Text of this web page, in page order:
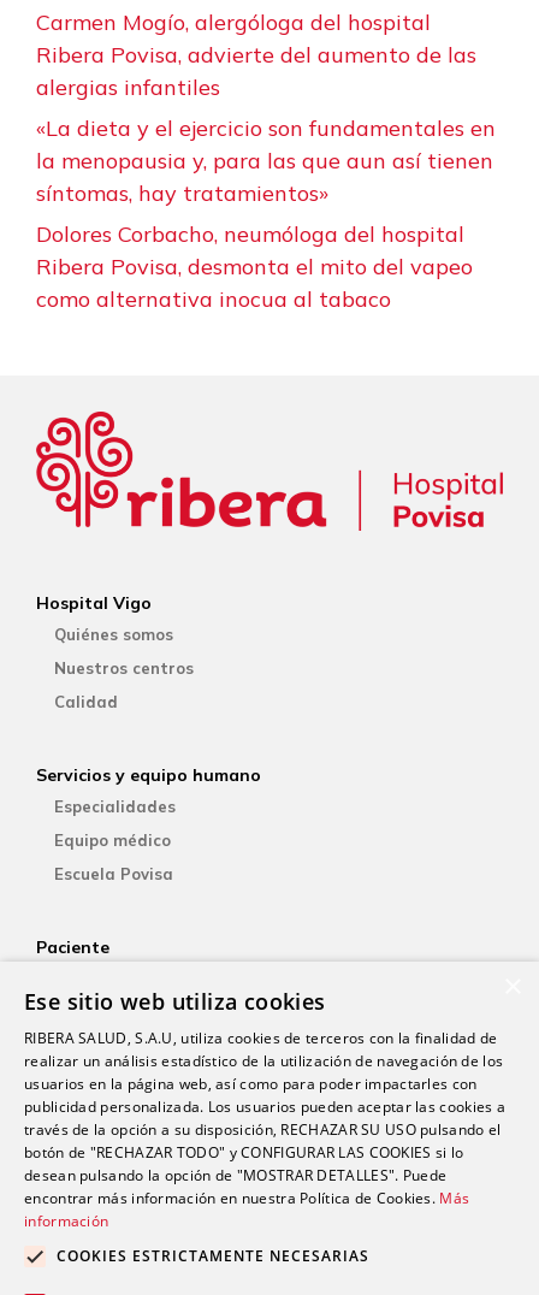
Carmen Mogío, alergóloga del hospital
Ribera Povisa, advierte del aumento de las
alergias infantiles
«La dieta y el ejercicio son fundamentales en
la menopausia y, para las que aun así tienen
síntomas, hay tratamientos»
Dolores Corbacho, neumóloga del hospital
Ribera Povisa, desmonta el mito del vapeo
como alternativa inocua al tabaco
Hospital Vigo
Quiénes somos
Nuestros centros
Calidad
Servicios y equipo humano
Especialidades
Equipo médico
Escuela Povisa
Paciente
YOsalud
Atención al paciente
Guía del paciente
Consentimiento informado
Paciente internacional
Investigación
Actualidad
Ese sitio web utiliza cookies
RIBERA SALUD, S.A.U, utiliza cookies de terceros con la finalidad de
realizar un análisis estadístico de la utilización de navegación de los
usuarios en la página web, así como para poder impactarles con
publicidad personalizada. Los usuarios pueden aceptar las cookies a
través de la opción a su disposición, RECHAZAR SU USO pulsando el
botón de "RECHAZAR TODO" y CONFIGURAR LAS COOKIES si lo
desean pulsando la opción de "MOSTRAR DETALLES". Puede
encontrar más información en nuestra Política de Cookies. Más
información
COOKIES ESTRICTAMENTE NECESARIAS